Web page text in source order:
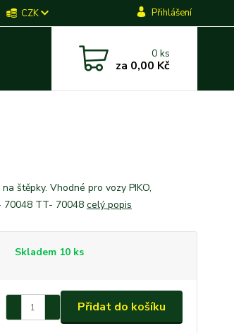
CZK Přihlášení
0ks
za 0,00 Kč
štěpky. Vhodné pro vozy PIKO,
70048 TT- 70048 celý popis
Skladem 10 ks
Přidat do košíku